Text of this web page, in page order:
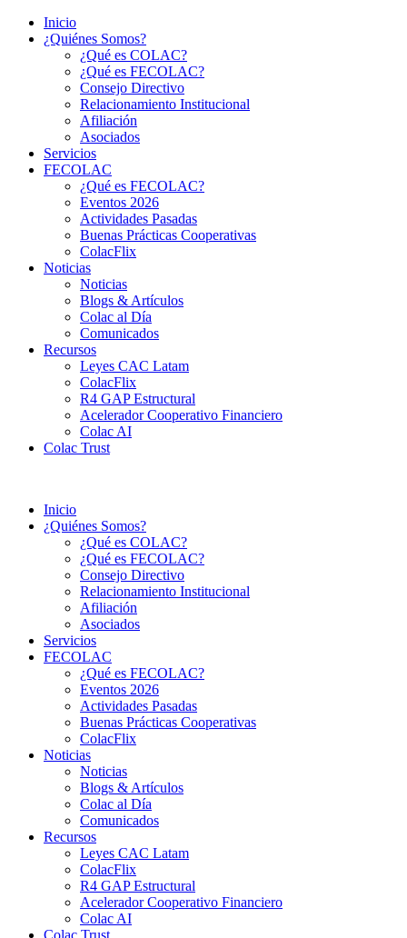
Inicio
¿Quiénes Somos?
¿Qué es COLAC?
¿Qué es FECOLAC?
Consejo Directivo
Relacionamiento Institucional
Afiliación
Asociados
Servicios
FECOLAC
¿Qué es FECOLAC?
Eventos 2026
Actividades Pasadas
Buenas Prácticas Cooperativas
ColacFlix
Noticias
Noticias
Blogs & Artículos
Colac al Día
Comunicados
Recursos
Leyes CAC Latam
ColacFlix
R4 GAP Estructural
Acelerador Cooperativo Financiero
Colac AI
Colac Trust
Inicio
¿Quiénes Somos?
¿Qué es COLAC?
¿Qué es FECOLAC?
Consejo Directivo
Relacionamiento Institucional
Afiliación
Asociados
Servicios
FECOLAC
¿Qué es FECOLAC?
Eventos 2026
Actividades Pasadas
Buenas Prácticas Cooperativas
ColacFlix
Noticias
Noticias
Blogs & Artículos
Colac al Día
Comunicados
Recursos
Leyes CAC Latam
ColacFlix
R4 GAP Estructural
Acelerador Cooperativo Financiero
Colac AI
Colac Trust